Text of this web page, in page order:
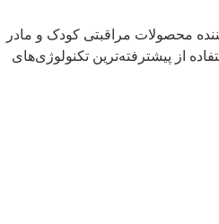
محصولات مراقبتی کودک و مادر
از پیشترفته‌ترین تکنولوژی‌های